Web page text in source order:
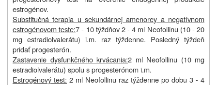
estrogénov.
Substitučná terapia u sekundárnej amenorey a negatívnom
estrogénovom teste:7 - 10 týždňov 2 - 4 ml Neofollinu (10 - 20
mg estradiolvalerátu) i.m. raz týždenne. Posledný týždeň
pridať progesterón.
Zastavenie dysfunkčného krvácania:2 ml Neofollinu (10 mg
estradiolvalerátu) spolu s progesterónom i.m.
Estrogénový test: 2 ml Neofollinu raz týždenne po dobu 3 - 4